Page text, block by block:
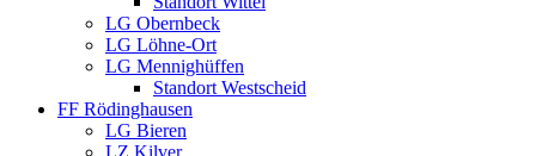
LG Obernbeck
LG Löhne-Ort
LG Mennighüffen
Standort Westscheid
FF Rödinghausen
LG Bieren